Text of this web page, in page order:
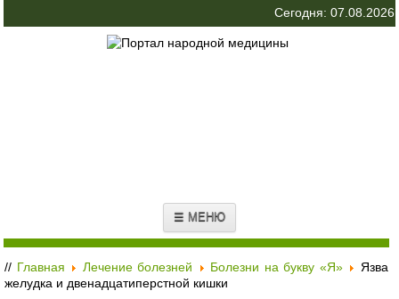
Сегодня: 07.08.2026
☰ МЕНЮ
// Главная Лечение болезней Болезни на букву «Я»
Язва
желудка и двенадцатиперстной кишки